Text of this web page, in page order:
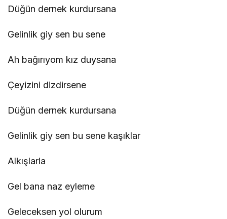
Düğün dernek kurdursana
Gelinlik giy sen bu sene
Ah bağırıyom kız duysana
Çeyizini dizdirsene
Düğün dernek kurdursana
Gelinlik giy sen bu sene kaşıklar
Alkışlarla
Gel bana naz eyleme
Geleceksen yol olurum